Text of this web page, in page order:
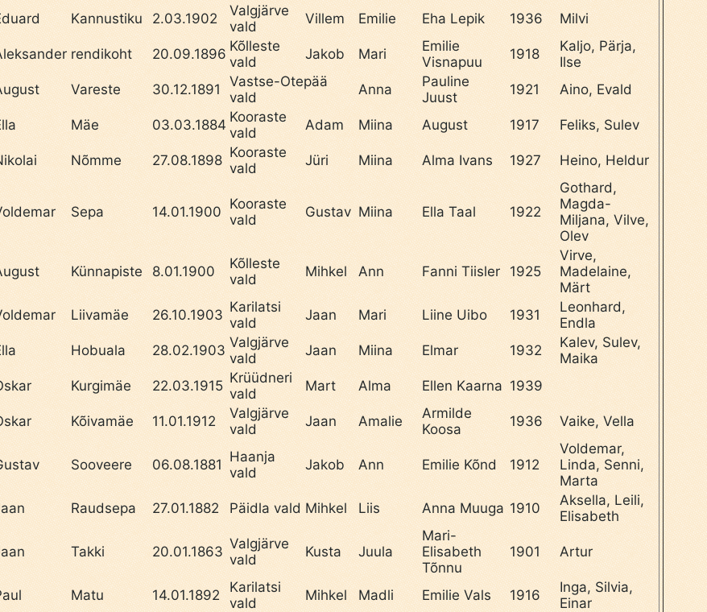
Kannustiku 2.03.1902
Valgjärve
vald
Villem Emilie Eha Lepik 1936 Milvi
rendikoht 20.09.1896 Kõlleste
vald
Jakob Mari
Emilie
Visnapuu
1918
Kaljo, Pärja,
Ilse
Vareste 30.12.1891 Vastse-Otepää
vald
Anna
Pauline
Juust
1921 Aino, Evald
Mäe 03.03.1884 Kooraste
vald
Adam Miina August 1917 Feliks, Sulev
Nõmme 27.08.1898 Kooraste
vald
Jüri Miina Alma Ivans 1927 Heino, Heldur
Sepa 14.01.1900 Kooraste
vald
Gustav Miina Ella Taal 1922
Gothard,
Magda-
Miljana, Vilve,
Olev
Künnapiste 8.01.1900
Kõlleste
vald
Mihkel Ann Fanni Tiisler 1925
Virve,
Madelaine,
Märt
Liivamäe 26.10.1903 Karilatsi
vald
Jaan Mari Liine Uibo 1931
Leonhard,
Endla
Hobuala 28.02.1903 Valgjärve
vald
Jaan Miina Elmar 1932
Kalev, Sulev,
Maika
Kurgimäe 22.03.1915 Krüüdneri
vald
Mart Alma Ellen Kaarna 1939
Kõivamäe 11.01.1912
Valgjärve
vald
Jaan Amalie
Armilde
Koosa
1936 Vaike, Vella
Sooveere 06.08.1881 Haanja
vald
Jakob Ann Emilie Kõnd 1912
Voldemar,
Linda, Senni,
Marta
Raudsepa 27.01.1882 Päidla vald Mihkel Liis Anna Muuga 1910
Aksella, Leili,
Elisabeth
Takki 20.01.1863 Valgjärve
vald
Kusta Juula
Mari-
Elisabeth
Tõnnu
1901 Artur
Matu 14.01.1892 Karilatsi
vald
Mihkel Madli Emilie Vals 1916
Inga, Silvia,
Einar